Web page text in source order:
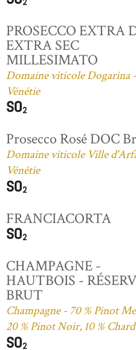
PROSECCO EXTRA
EXTRA SEC
MILLESIMATO
Domaine viticole Dogarina -
Vénétie
Prosecco Rosé DOC
Domaine viticole Ville
Vénétie
FRANCIACORTA
CHAMPAGNE -
HAUTBOIS -
BRUT
Champagne - 70 % Pinot
20 % Pinot Noir, 10 %